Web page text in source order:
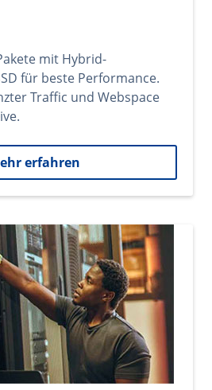
mit Hybrid-
für beste Performance.
Traffic und Webspace
erfahren